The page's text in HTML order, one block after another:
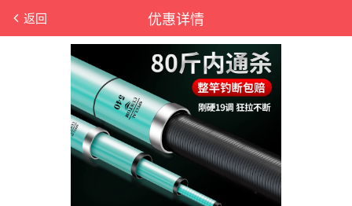
优惠详情
返回